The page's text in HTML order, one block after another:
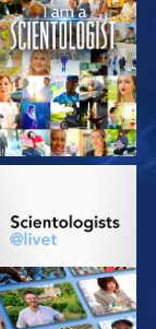
TITTA
UTFORSKA